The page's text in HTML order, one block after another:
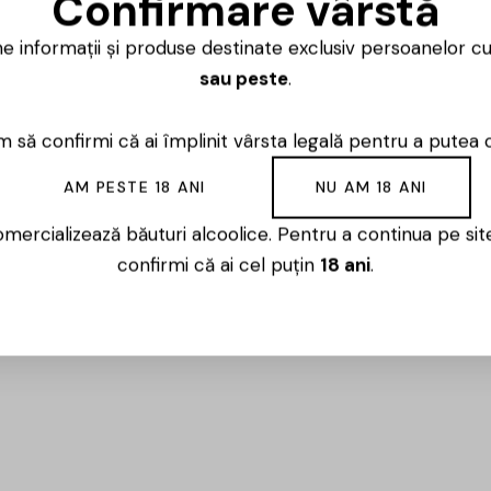
Ai întrebări?
din Oltenia, cu o istorie importantă în zona
Château Valvis este poziționată mai sus în
informații și produse destinate exclusiv persoanelor
sau peste.
să confirmi că ai împlinit vârsta legală pentru a putea
AM PESTE 18 ANI NU AM 18 ANI
băuturi alcoolice. Pentru a continua pe
confirmi că ai cel puțin 18 ani.